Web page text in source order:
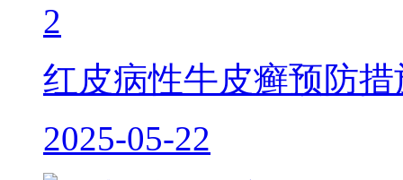
2
红皮病性牛皮癣预防措
2025-05-22